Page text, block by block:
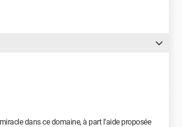
dans ce domaine, à part l'aide proposée